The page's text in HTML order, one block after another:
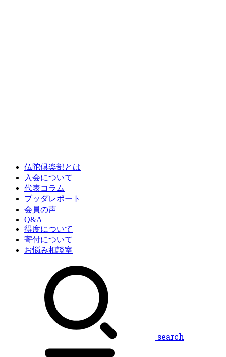
仏陀倶楽部とは
入会について
代表コラム
ブッダレポート
会員の声
Q&A
得度について
寄付について
お悩み相談室
search